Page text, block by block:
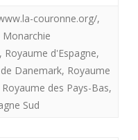
couronne.org/,
Monarchie
, Royaume d'Espagne,
Danemark, Royaume
Royaume des Pays-Bas,
Sud